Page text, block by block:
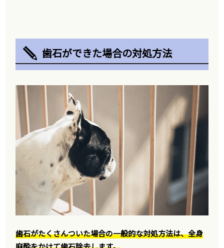
歯石ができた場合の対処方法
歯石がたくさんついた場合の一般的な対処方法は、全身